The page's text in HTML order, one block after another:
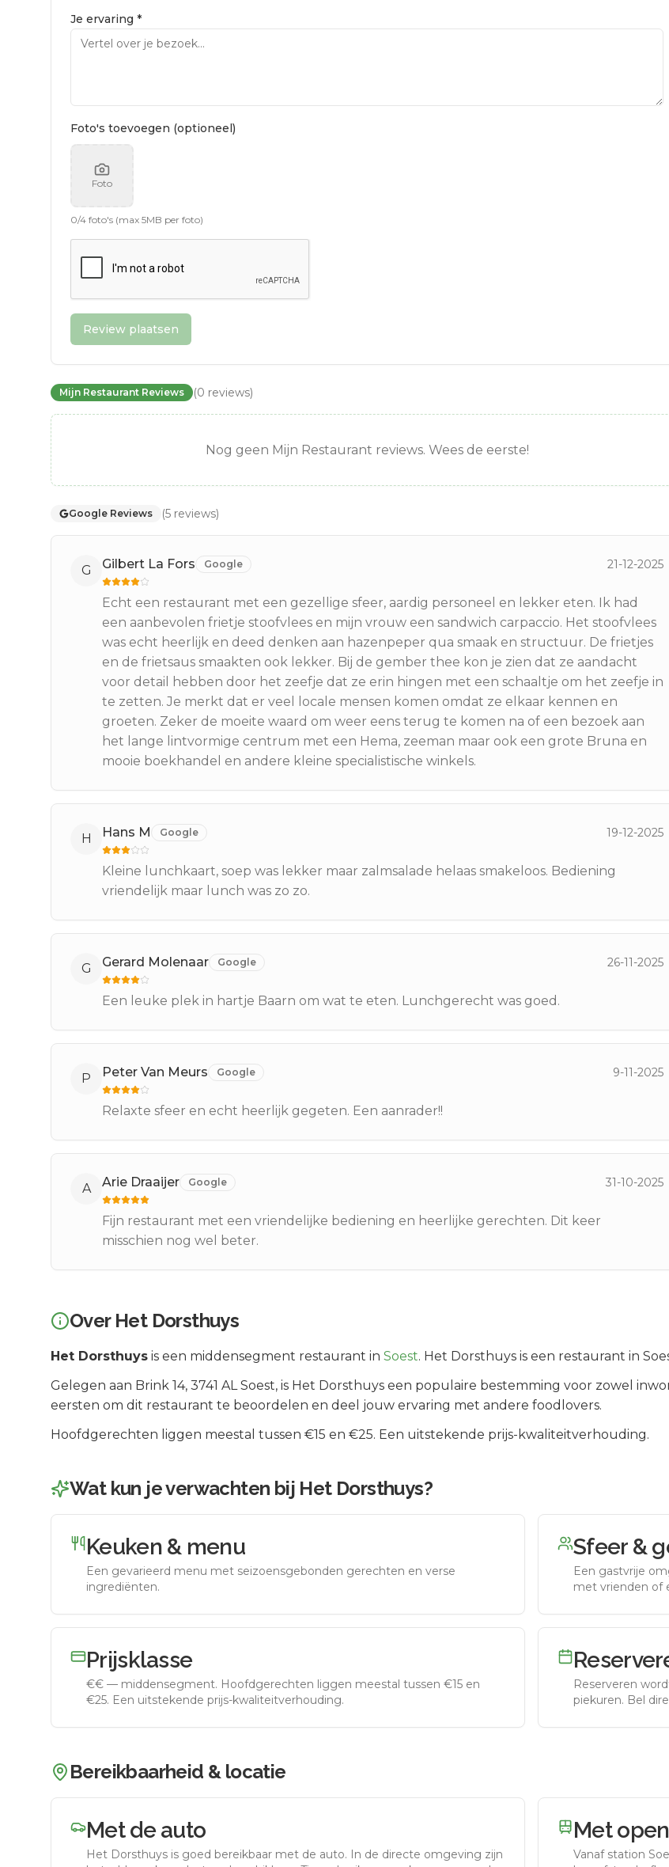
Je ervaring *
Foto's toevoegen (optioneel)
Foto
0/4 foto's (max 5MB per foto)
Review plaatsen
Mijn Restaurant Reviews (0 reviews)
Nog geen Mijn Restaurant reviews. Wees de eerste!
Google Reviews (5 reviews)
G Gilbert La Fors Google 21-12-2025
Echt een restaurant met een gezellige sfeer, aardig personeel en lekker eten. Ik had
een aanbevolen frietje stoofvlees en mijn vrouw een sandwich carpaccio. Het stoofvlees
was echt heerlijk en deed denken aan hazenpeper qua smaak en structuur. De frietjes
en de frietsaus smaakten ook lekker. Bij de gember thee kon je zien dat ze aandacht
voor detail hebben door het zeefje dat ze erin hingen met een schaaltje om het zeefje in
te zetten. Je merkt dat er veel locale mensen komen omdat ze elkaar kennen en
groeten. Zeker de moeite waard om weer eens terug te komen na of een bezoek aan
het lange lintvormige centrum met een Hema, zeeman maar ook een grote Bruna en
mooie boekhandel en andere kleine specialistische winkels.
H Hans M Google 19-12-2025
Kleine lunchkaart, soep was lekker maar zalmsalade helaas smakeloos. Bediening
vriendelijk maar lunch was zo zo.
G Gerard Molenaar Google 26-11-2025
Een leuke plek in hartje Baarn om wat te eten. Lunchgerecht was goed.
P Peter Van Meurs Google 9-11-2025
Relaxte sfeer en echt heerlijk gegeten. Een aanrader!!
A Arie Draaijer Google 31-10-2025
Fijn restaurant met een vriendelijke bediening en heerlijke gerechten. Dit keer
misschien nog wel beter.
Over Het Dorsthuys
Het Dorsthuys is een middensegment restaurant in Soest. Het Dorsthuys is een restaurant in
Gelegen aan Brink 14, 3741 AL Soest, is Het Dorsthuys een populaire bestemming voor zowel
eersten om dit restaurant te beoordelen en deel jouw ervaring met andere foodlovers.
Hoofdgerechten liggen meestal tussen €15 en €25. Een uitstekende prijs-kwaliteitverhouding.
Wat kun je verwachten bij Het Dorsthuys?
Keuken & menu
Een gevarieerd menu met seizoensgebonden gerechten en verse
ingrediënten.
Sfeer &
Een gastvrije
met vrienden of
Prijsklasse
€€ — middensegment. Hoofdgerechten liggen meestal tussen €15 en
€25. Een uitstekende prijs-kwaliteitverhouding.
Reserveren
piekuren. Bel
Bereikbaarheid & locatie
Met de auto
Het Dorsthuys is goed bereikbaar met de auto. In de directe omgeving zijn
Met
Vanaf station